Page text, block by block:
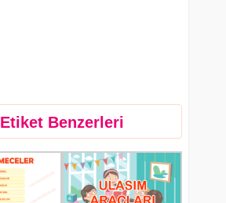
Etiket Benzerleri